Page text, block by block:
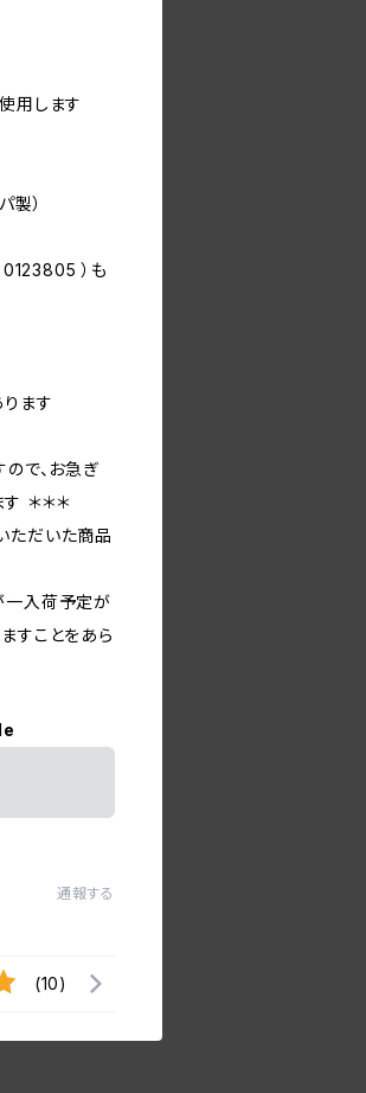
用します
製）
0123805 ）も
ます
で、お急ぎ
＊＊＊
ただいた商品
一入荷予定が
すことをあら
通報する
(10)